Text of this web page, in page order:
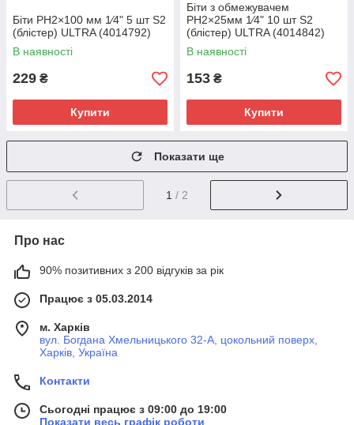
Біти PH2×100 мм 1⁄4" 5 шт S2
(блістер) ULTRA (4014792)
В наявності
229 ₴
Купити
Біти з обмежувачем
PH2×25мм 1⁄4" 10 шт S2
(блістер) ULTRA (4014842)
В наявності
153 ₴
Купити
Показати ще
1 / 2
Про нас
90% позитивних з 200 відгуків за рік
Працює з 05.03.2014
м. Харків
вул. Богдана Хмельницького 32-А, цокольний поверх,
Харків, Україна
Контакти
Сьогодні працює з 09:00 до 19:00
Показати весь графік роботи